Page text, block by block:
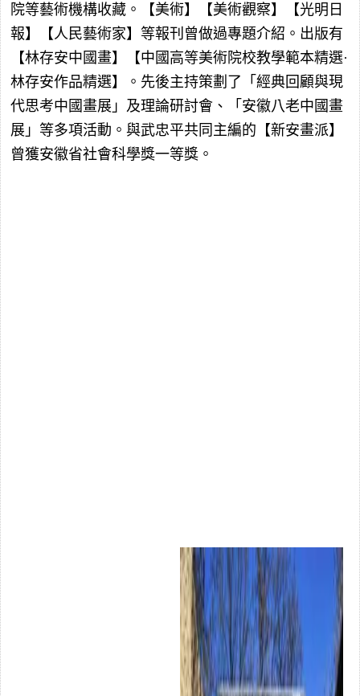
院等藝術機構收藏。【美術】【美術觀察】【光明日
報】【人民藝術家】等報刊曾做過專題介紹。出版有
【林存安中國畫】【中國高等美術院校教學範本精選·
林存安作品精選】。先後主持策劃了「經典回顧與現
代思考中國畫展」及理論研討會、「安徽八老中國畫
展」等多項活動。與武忠平共同主編的【新安畫派】
曾獲安徽省社會科學獎一等獎。